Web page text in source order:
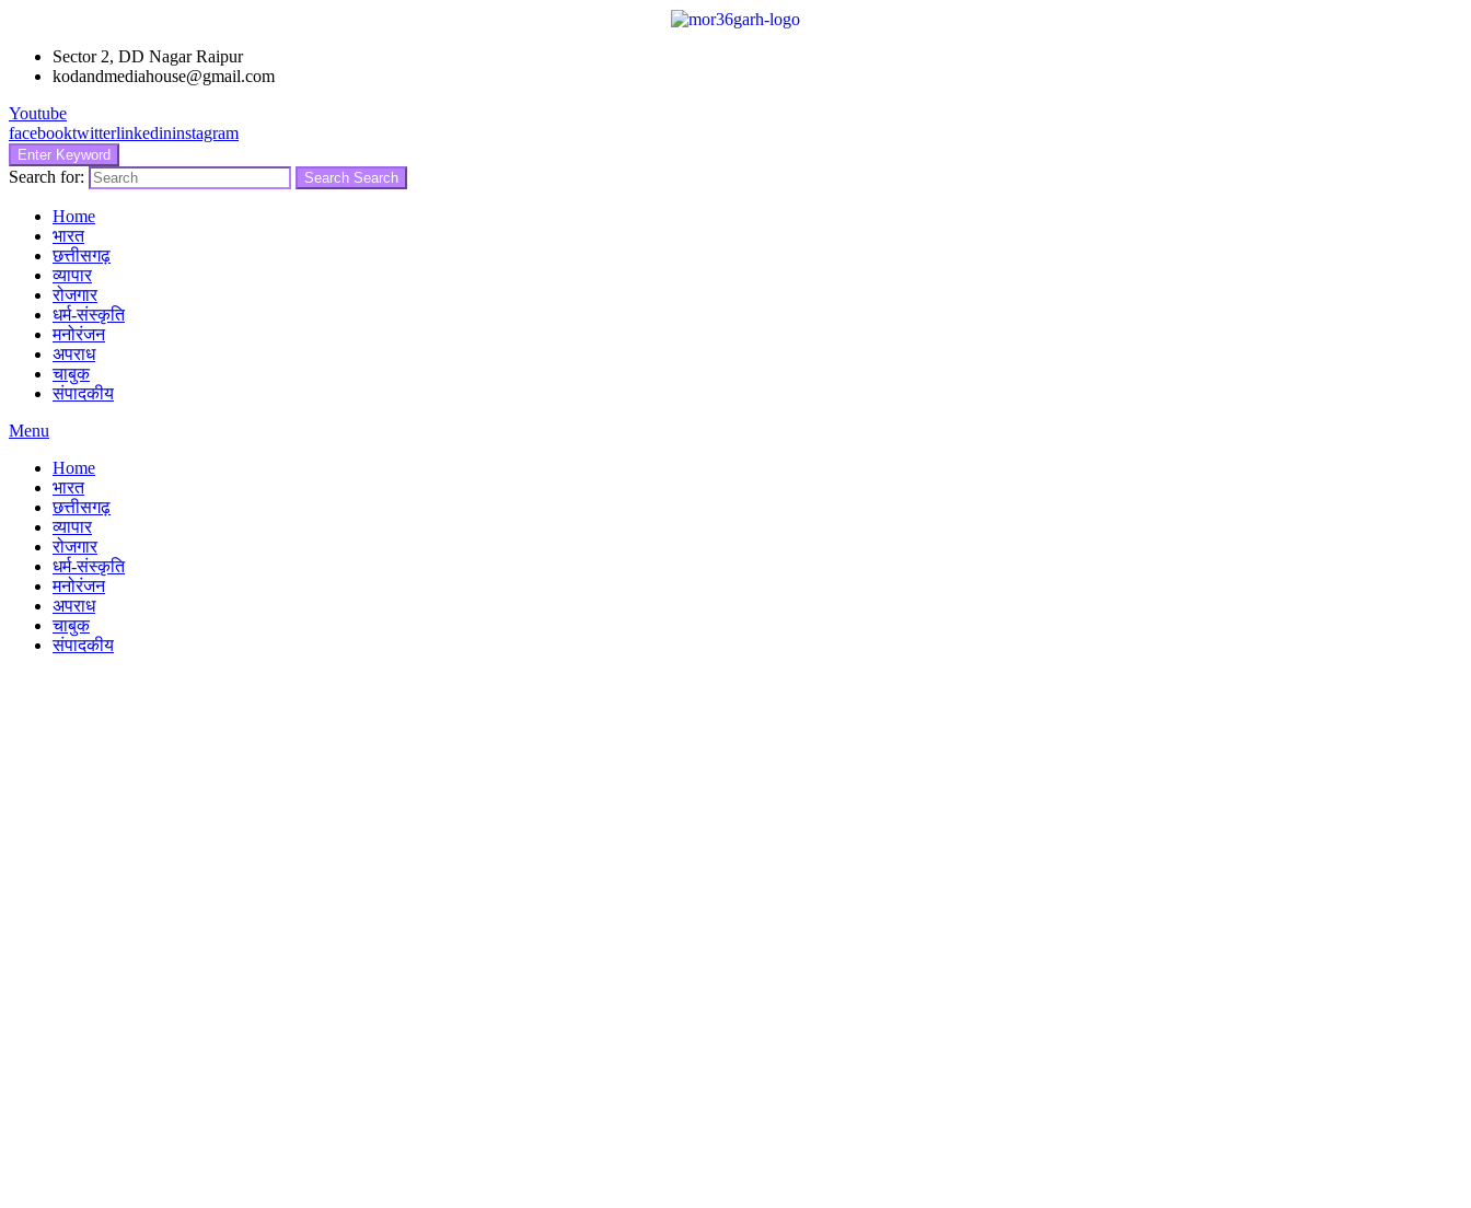
Sector 2, DD Nagar Raipur
kodandmediahouse@gmail.com
Youtube
facebooktwitterlinkedininstagram
Enter Keyword
Search for: Search Search
Home
भारत
छत्तीसगढ़
व्यापार
रोजगार
धर्म-संस्कृति
मनोरंजन
अपराध
चाबुक
संपादकीय
Menu
Home
भारत
छत्तीसगढ़
व्यापार
रोजगार
धर्म-संस्कृति
मनोरंजन
अपराध
चाबुक
संपादकीय